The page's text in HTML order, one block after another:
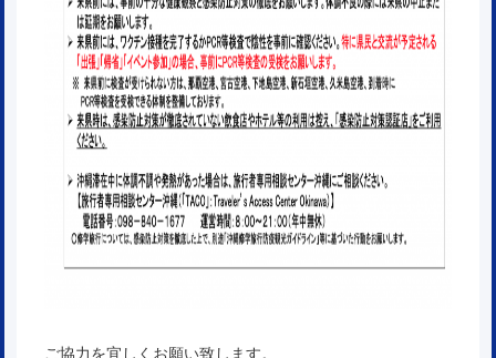
ご協力を宜しくお願い致します。